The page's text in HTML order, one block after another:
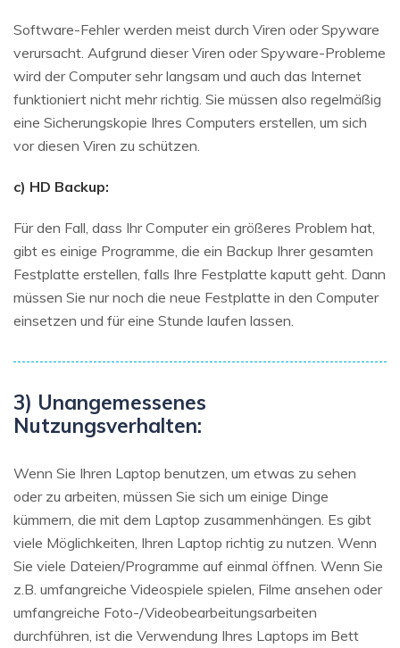
Software-Fehler werden meist durch Viren oder Spyware
verursacht. Aufgrund dieser Viren oder Spyware-Probleme
wird der Computer sehr langsam und auch das Internet
funktioniert nicht mehr richtig. Sie müssen also regelmäßig
eine Sicherungskopie Ihres Computers erstellen, um sich
vor diesen Viren zu schützen.
c) HD Backup:
Für den Fall, dass Ihr Computer ein größeres Problem hat,
gibt es einige Programme, die ein Backup Ihrer gesamten
Festplatte erstellen, falls Ihre Festplatte kaputt geht. Dann
müssen Sie nur noch die neue Festplatte in den Computer
einsetzen und für eine Stunde laufen lassen.
3) Unangemessenes
Nutzungsverhalten:
Wenn Sie Ihren Laptop benutzen, um etwas zu sehen
oder zu arbeiten, müssen Sie sich um einige Dinge
kümmern, die mit dem Laptop zusammenhängen. Es gibt
viele Möglichkeiten, Ihren Laptop richtig zu nutzen. Wenn
Sie viele Dateien/Programme auf einmal öffnen. Wenn Sie
z.B. umfangreiche Videospiele spielen, Filme ansehen oder
umfangreiche Foto-/Videobearbeitungsarbeiten
durchführen, ist die Verwendung Ihres Laptops im Bett